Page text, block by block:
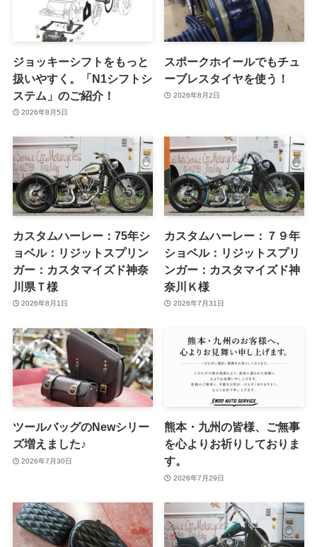
ジョッキーシフトをもっと
扱いやすく。「N1シフトシ
ステム」のご紹介！
2026年8月5日
スポークホイールでもチュ
ーブレスタイヤを使う！
2026年8月2日
カスタムハーレー：75年シ
ョベル：リジットスプリン
ガー：カスタマイズド神奈
川県Ｔ様
2026年8月1日
カスタムハーレー：７９年
ショベル：リジットスプリ
ンガー：カスタマイズド神
奈川Ｋ様
2026年7月31日
ツールバッグのNewシリー
ズ増えました♪
2026年7月30日
熊本・九州の皆様、ご無事
を心よりお祈りしておりま
す。
2026年7月29日